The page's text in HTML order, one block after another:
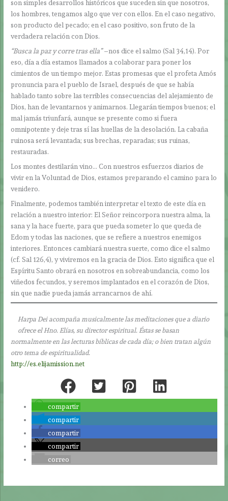
son simples desarrollos históricos que suceden sin que nosotros,
los hombres, tengamos algo que ver con ellos. En el caso negativo,
son producto del pecado; en el caso positivo, son fruto de la
verdadera relación con Dios.
“Busca la paz y corre tras ella”–nos dice el salmo (Sal 34,14). Por
eso, día a día estamos llamados a colaborar para poner los
cimientos de un tiempo mejor. Estas promesas que el profeta Amós
pronuncia para el pueblo de Israel, después de que se había
hablado tanto sobre las terribles consecuencias del alejamiento de
Dios, han de levantarnos y animarnos. Llegarán tiempos buenos; el
mal jamás triunfará, aunque se presente como si fuera
omnipotente y deje tras sí las huellas de la desolación. La cabaña
ruinosa será levantada; sus brechas, reparadas; sus ruinas,
restauradas.
Los montes destilarán vino… Con nuestros esfuerzos diarios de
vivir en la Voluntad de Dios, estamos preparando el camino para lo
venidero.
Finalmente, podemos también interpretar el texto de este día en
relación a nuestro interior: El Señor reincorpora nuestra alma, la
sana y la hace fuerte, para que pueda someter lo que queda de
Edom y todas las naciones, que se refiere a nuestros enemigos
interiores. Entonces cambiará nuestra suerte, como dice el salmo
(cf. Sal 126,4), y viviremos en la gracia de Dios. Esto significa que el
Espíritu Santo obrará en nosotros en sobreabundancia, como los
viñedos fecundos, y seremos implantados en el corazón de Dios,
sin que nadie pueda jamás arrancarnos de ahí.
Harpa Dei acompaña musicalmente las meditaciones que a diario
ofrece el Hno. Elías, su director espiritual. Éstas se basan
normalmente en las lecturas bíblicas de cada día; o bien tratan algún
otro tema de espiritualidad.
http://es.elijamission.net
compartir
compartir
compartir
compartir
correo